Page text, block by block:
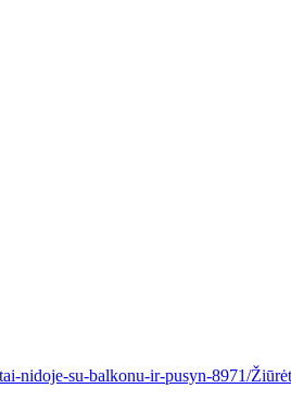
nidoje-su-balkonu-ir-pusyn-8971/